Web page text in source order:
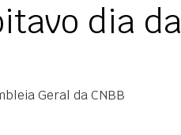
dia da
Geral da CNBB